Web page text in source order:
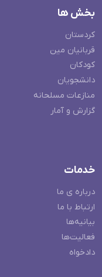
بخش ها
کردستان
قربانیان مین
کودکان
دانشجویان
منازعات مسلحانه
گزارش و آمار
خدمات
درباره ی ما
ارتباط با ما
بیانیه‌ها
فعالیت‌ها
دادخواه